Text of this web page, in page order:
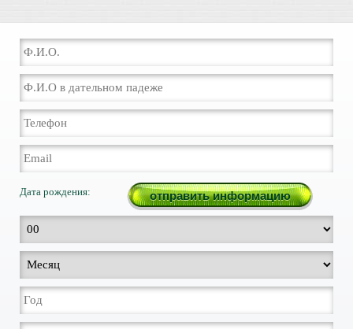
Дата рождения: